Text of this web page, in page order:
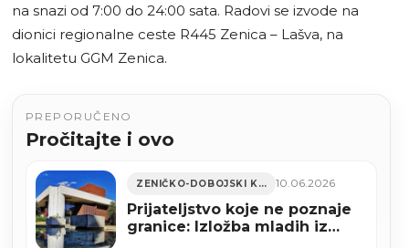
na snazi od 7:00 do 24:00 sata. Radovi se izvode na
dionici regionalne ceste R445 Zenica – Lašva, na
lokalitetu GGM Zenica.
PREPORUČENO
Pročitajte i ovo
ZENIČKO-DOBOJSKI KANTON 10.06.2026
Prijateljstvo koje ne poznaje
granice: Izložba mladih iz